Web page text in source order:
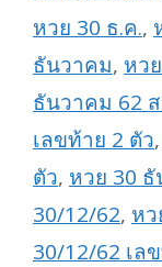
หวย 30 ธ.ค.,
ธันวาคม, หว
ธันวาคม 62
เลขท้าย 2 ตัว,
ตัว, หวย 30
30/12/62, ห
30/12/62 เล